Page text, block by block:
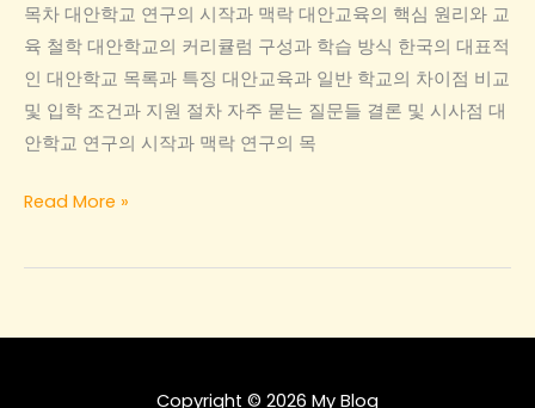
목차 대안학교 연구의 시작과 맥락 대안교육의 핵심 원리와 교
육 철학 대안학교의 커리큘럼 구성과 학습 방식 한국의 대표적
인 대안학교 목록과 특징 대안교육과 일반 학교의 차이점 비교
및 입학 조건과 지원 절차 자주 묻는 질문들 결론 및 시사점 대
안학교 연구의 시작과 맥락 연구의 목
대
학
Read More »
Copyright © 2026 My Blog